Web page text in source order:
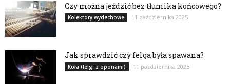
Czy można jeździć bez tłumika końcowego?
Kolektory wydechowe 11 października 2025
Jak sprawdzić czy felga była spawana?
Koła (felgi z oponami) 11 października 2025